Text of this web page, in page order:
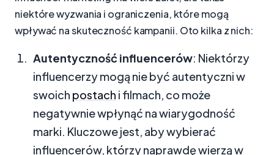
niektóre wyzwania i ograniczenia, które mogą
wpływać na skuteczność kampanii. Oto kilka z nich:
Autentyczność influencerów: Niektórzy
influencerzy mogą nie być autentyczni w
swoich postach i filmach, co może
negatywnie wpłynąć na wiarygodność
marki. Kluczowe jest, aby wybierać
influencerów, którzy naprawdę wierzą w